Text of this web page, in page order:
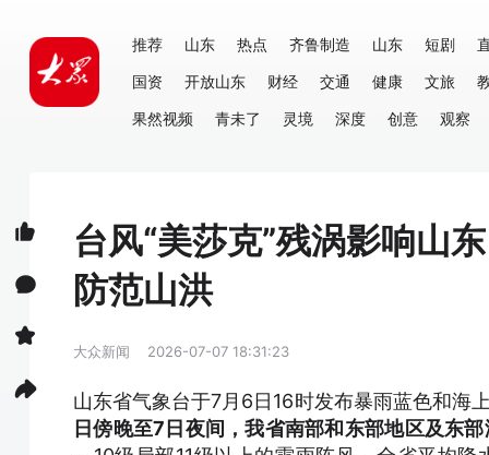
推荐 山东 热点 齐鲁制造 山东 短剧
国资
开放山东 财经 交通 健康 文旅
果然视频
青未了 灵境 深度 创意 观察
台风“美莎克”残涡影响山
防范山洪
大众新闻 2026-07-07 18:31:23
山东省气象台于7月6日16时发布暴雨蓝色和海
日傍晚至7日夜间，我省南部和东部地区及东